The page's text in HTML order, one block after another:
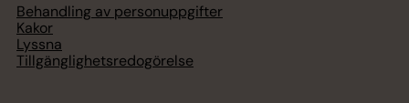
Behandling av personuppgifter
Kakor
Lyssna
Tillgänglighetsredogörelse